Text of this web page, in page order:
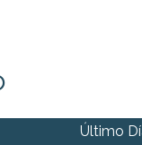
Último